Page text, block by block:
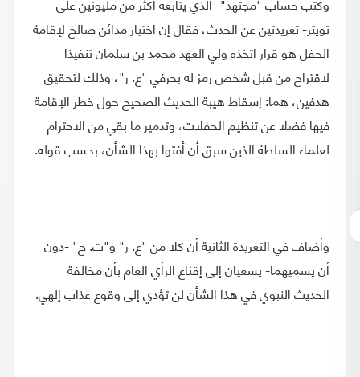
تويتر- تغريدتين عن الحدث، فقال إن اختيار مدائن صالح لإقامة
الحفل هو قرار اتخذه ولي العهد محمد بن سلمان تنفيذا
لاقتراح من قبل شخص رمز له بحرفي "ع. ر"، وذلك لتحقيق
هدفين، هما: إسقاط هيبة الحديث الصحيح حول خطر الإقامة
فيها فضلا عن تنظيم الحفلات، وتدمير ما بقي من الاحترام
لعلماء السلطة الذين سبق أن أفتوا بهذا الشأن، بحسب قوله.
وأضاف في التغريدة الثانية أن كلا من "ع. ر" و"ت. ح" -دون
أن يسميهما- يسعيان إلى إقناع الرأي العام بأن مخالفة
الحديث النبوي في هذا الشأن لن تؤدي إلى وقوع عذاب إلهي.